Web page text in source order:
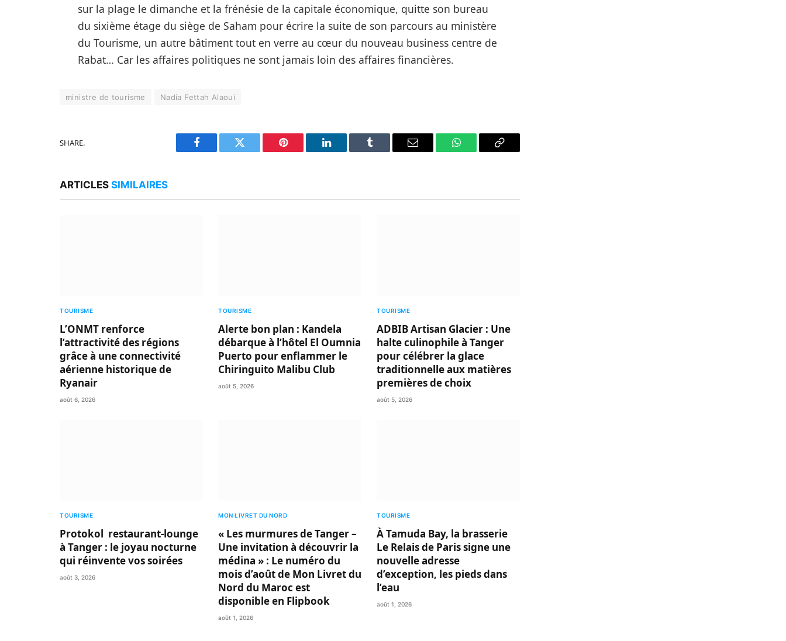
sur la plage le dimanche et la frénésie de la capitale économique, quitte son bureau
du sixième étage du siège de Saham pour écrire la suite de son parcours au ministère
du Tourisme, un autre bâtiment tout en verre au cœur du nouveau business centre de
Rabat… Car les affaires politiques ne sont jamais loin des affaires financières.
ministre de tourisme Nadia Fettah Alaoui
SHARE.
Facebook Twitter Pinterest LinkedIn Tumblr Email WhatsAppCopy
ARTICLES SIMILAIRES
TOURISME
L’ONMT renforce
l’attractivité des régions
grâce à une connectivité
aérienne historique de
Ryanair
août 6, 2026
TOURISME
Alerte bon plan : Kandela
débarque à l’hôtel El Oumnia
Puerto pour enflammer le
Chiringuito Malibu Club
août 5, 2026
TOURISME
ADBIB Artisan Glacier : Une
halte culinophile à Tanger
pour célébrer la glace
traditionnelle aux matières
premières de choix
août 5, 2026
TOURISME
Protokol restaurant-lounge
à Tanger : le joyau nocturne
qui réinvente vos soirées
août 3, 2026
MON LIVRET DU NORD
« Les murmures de Tanger –
Une invitation à découvrir la
médina » : Le numéro du
mois d’août de Mon Livret du
Nord du Maroc est
disponible en Flipbook
août 1, 2026
TOURISME
À Tamuda Bay, la brasserie
Le Relais de Paris signe une
nouvelle adresse
d’exception, les pieds dans
l’eau
août 1, 2026